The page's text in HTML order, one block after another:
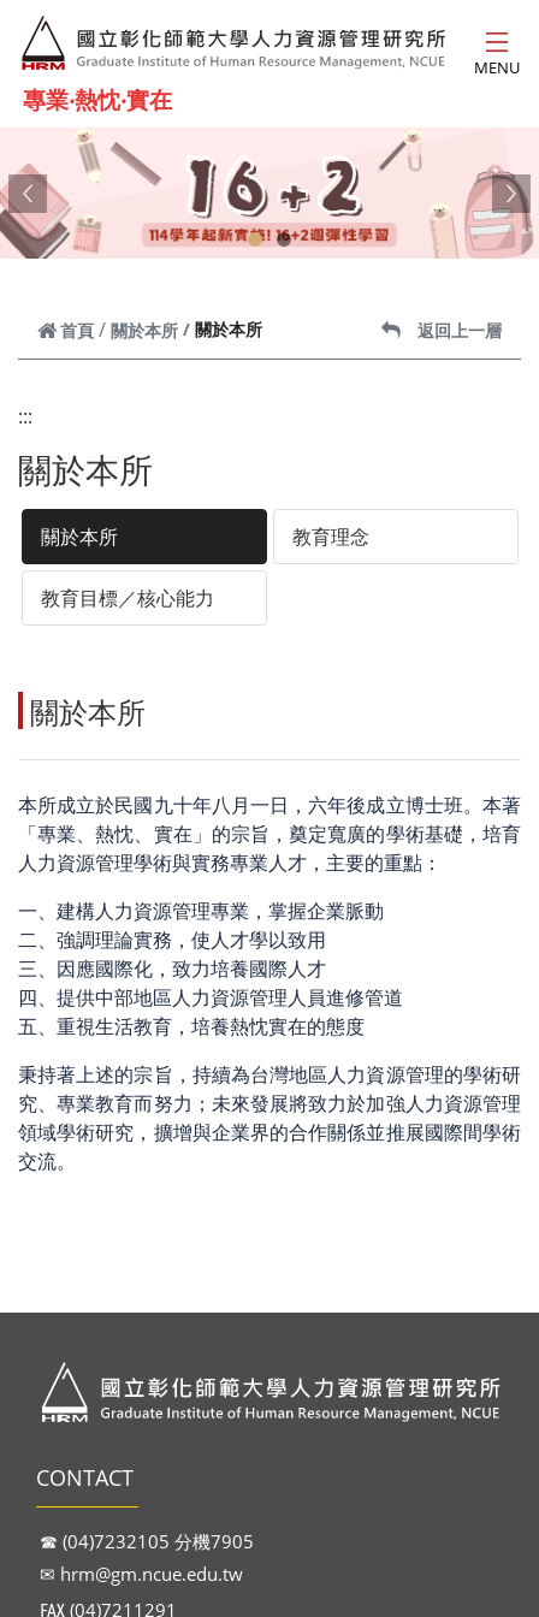
跳到主要內容
專業‧熱忱‧實在
MENU
Previous
首頁 關於本所 關於本所 返回上一層
:::
關於本所
關於本所 教育理念
教育目標／核心能力
關於本所
本所成立於民國九十年八月一日，六年後成立博士班。本著
「專業、熱忱、實在」的宗旨，奠定寬廣的學術基礎，培育
人力資源管理學術與實務專業人才，主要的重點：
一、建構人力資源管理專業，掌握企業脈動
二、強調理論實務，使人才學以致用
三、因應國際化，致力培養國際人才
四、提供中部地區人力資源管理人員進修管道
五、重視生活教育，培養熱忱實在的態度
秉持著上述的宗旨，持續為台灣地區人力資源管理的學術研
究、專業教育而努力；未來發展將致力於加強人力資源管理
領域學術研究，擴增與企業界的合作關係並推展國際間學術
交流。
CONTACT
☎︎ (04)7232105 分機7905
✉︎ hrm@gm.ncue.edu.tw
℻ (04)7211291